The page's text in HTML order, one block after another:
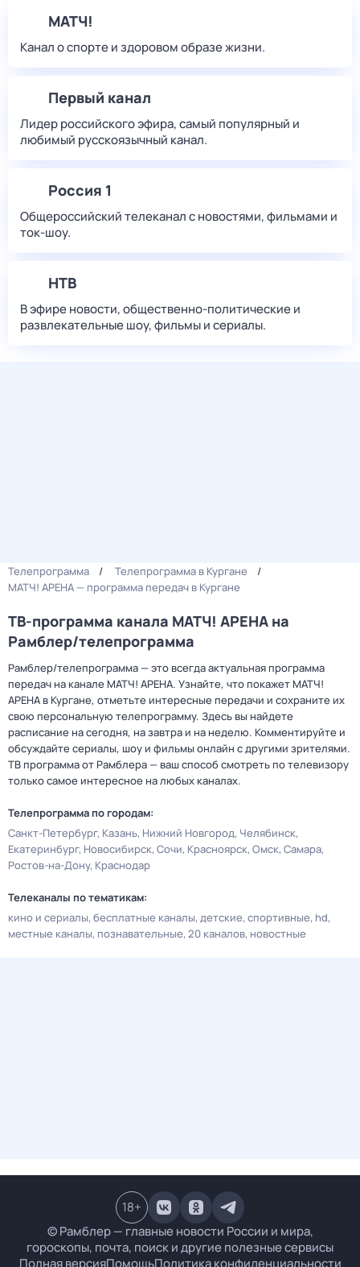
МАТЧ!
Канал о спорте и здоровом образе жизни.
Первый канал
Лидер российского эфира, самый популярный и
любимый русскоязычный канал.
Россия 1
Общероссийский телеканал с новостями, фильмами и
ток-шоу.
НТВ
В эфире новости, общественно-политические и
развлекательные шоу, фильмы и сериалы.
Телепрограмма
Телепрограмма в Кургане
МАТЧ! АРЕНА — программа передач в Кургане
ТВ-программа канала МАТЧ! АРЕНА на
Рамблер/телепрограмма
Рамблер/телепрограмма — это всегда актуальная программа
передач на канале МАТЧ! АРЕНА. Узнайте, что покажет МАТЧ!
АРЕНА в Кургане, отметьте интересные передачи и сохраните их
свою персональную телепрограмму. Здесь вы найдете
расписание на сегодня, на завтра и на неделю. Комментируйте и
обсуждайте сериалы, шоу и фильмы онлайн с другими зрителями.
ТВ программа от Рамблера — ваш способ смотреть по телевизору
только самое интересное на любых каналах.
Телепрограмма по городам:
Санкт-Петербург Казань Нижний Новгород Челябинск
Екатеринбург Новосибирск Сочи Красноярск Омск Самара
Ростов-на-Дону Краснодар
Телеканалы по тематикам:
кино и сериалы бесплатные каналы детские спортивные hd
местные каналы познавательные 20 каналов новостные
© Рамблер — главные новости России и мира,
гороскопы, почта, поиск и другие полезные сервисы
Полная версияПомощьПолитика конфиденциальности
18+